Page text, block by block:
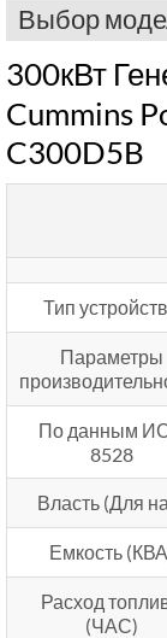
Выбор
300кВт
Cummins
C300D5B
Тип
Параметры
По данным
8528
Власть (Для
Емкость
Расход
(ЧАС)